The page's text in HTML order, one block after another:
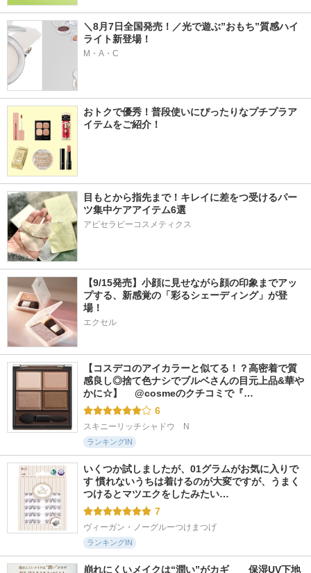
＼8月7日全国発売！／光で遊ぶ”おもち”質感ハイ
ライト新登場！
M・A・C
おトクで優秀！普段使いにぴったりなプチプラア
イテムをご紹介！
目もとから指先まで！キレイに差をつ受けるパー
ツ集中ケアアイテム6選
アピセラピーコスメティクス
【9/15発売】小顔に見せながら顔の印象までアッ
プする、新感覚の「彩るシェーディング」が登
場！
エクセル
【コスデコのアイカラーと似てる！？高密着で質
感良し◎捨て色ナシでブルベさんの目元上品&華や
かに☆】 　@cosmeのクチコミで『…
6
スキニーリッチシャドウ　N
ランキングIN
いくつか試しましたが、01グラムがお気に入りで
す 慣れないうちは着けるのが大変ですが、うまく
つけるとマツエクをしたみたい…
7
ヴィーガン・ノーグルーつけまつげ
ランキングIN
崩れにくいメイクは“潤い”がカギ　　保湿UV下地